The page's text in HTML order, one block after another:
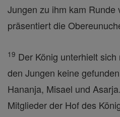
Jungen zu ihm kam Runde
präsentiert die
19 Der König unterhielt
den Jungen keine
Hananja, Misael und
Mitglieder der Hof des